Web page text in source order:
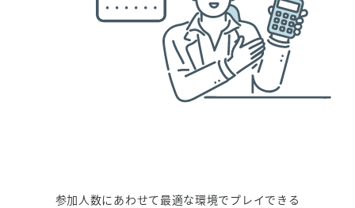
参加人数にあわせて最適な環境でプレイできる